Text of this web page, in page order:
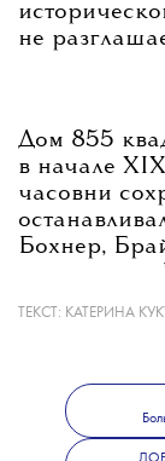
не
Дом 855
в начале
часовни
Бохнер,
деятели
В апреле
во Флориде
ТЕКСТ: КАТЕРИНА